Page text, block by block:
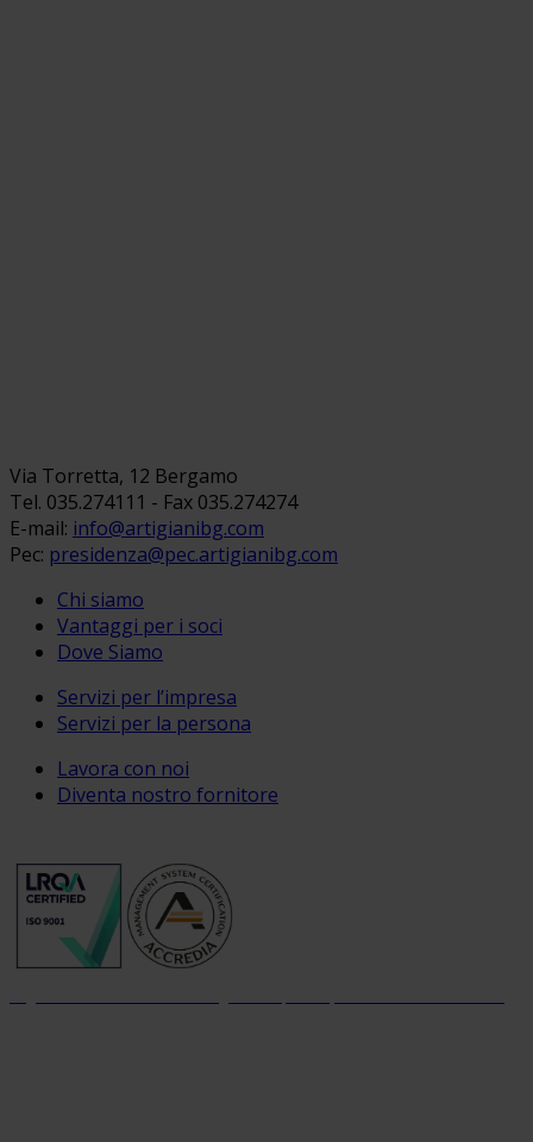
Via Torretta, 12 Bergamo
Tel. 035.274111 - Fax 035.274274
E-mail: info@artigianibg.com
Pec: presidenza@pec.artigianibg.com
Chi siamo
Vantaggi per i soci
Dove Siamo
Servizi per l’impresa
Servizi per la persona
Lavora con noi
Diventa nostro fornitore